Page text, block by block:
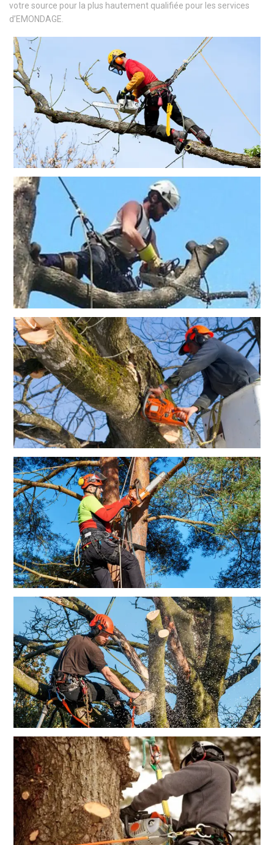
votre source pour la plus hautement qualifiée pour les services
d’EMONDAGE.